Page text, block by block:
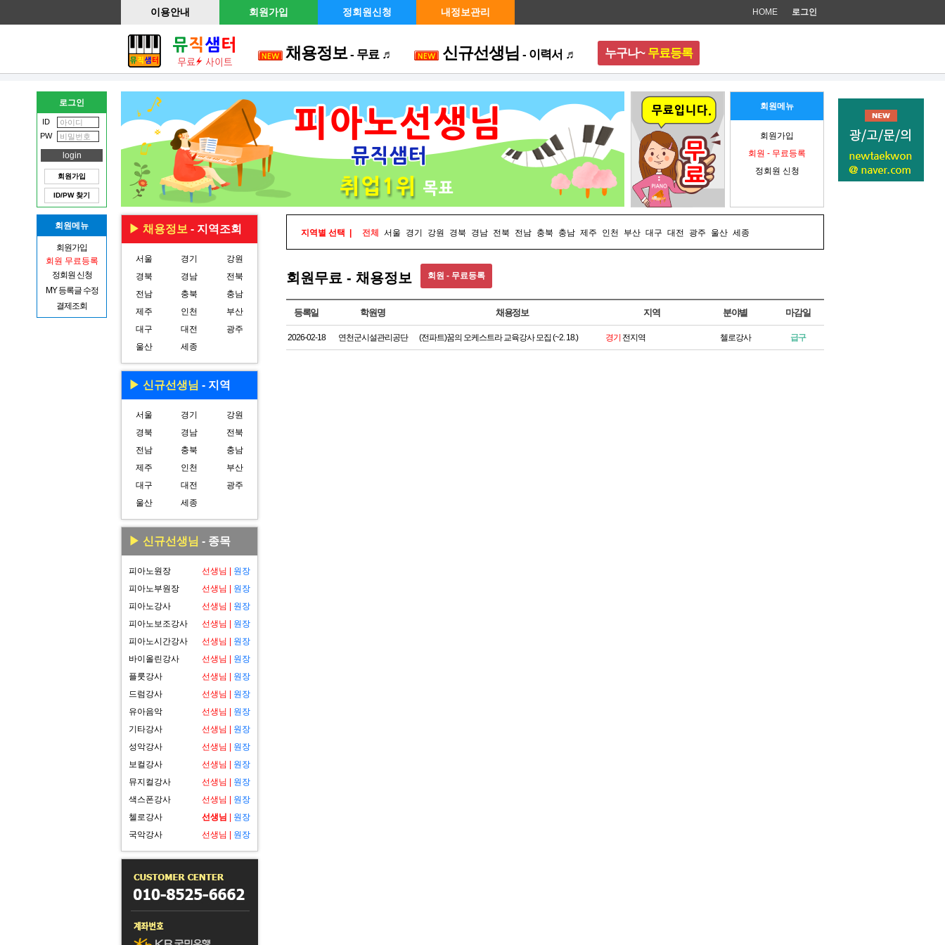
로그인
HOME
이용안내 회원가입 정회원신청 내정보관리
채용정보- 무료 ♬ 신규선생님 - 이력서 ♬ 누구나~ 무료등록
회원메뉴
회원가입
회원 - 무료등록
정회원 신청
▶ 채용정보 - 지역조회
서울 경기
강원
경북
경남
전북
전남
충북
충남
제주
인천
부산
대구
대전
광주
울산
세종
▶ 신규선생님 - 지역
서울 경기
강원
경북
경남
전북
전남
충북
충남
제주
인천
부산
대구
대전
광주
울산
세종
▶ 신규선생님 - 종목
피아노원장 선생님
원장
피아노부원장
선생님
원장
피아노강사
선생님
원장
피아노보조강사
선생님
원장
피아노시간강사
선생님
원장
바이올린강사
선생님
원장
플룻강사
선생님
원장
드럼강사
선생님
원장
유아음악
선생님
원장
기타강사
선생님
원장
성악강사
선생님
원장
보컬강사
선생님
원장
뮤지컬강사
선생님
원장
색스폰강사
선생님
원장
첼로강사
선생님
원장
국악강사
선생님 원장
지역별 선택 | 전체 서울 경기 강원 경북 경남 전북 전남 충북 충남 제주 인천 부산 대구 대전 광주 울산 세종
회원무료 - 채용정보 회원 - 무료등록
등록일 학원명 채용정보 지역 분야별 마감일
2026-02-18 연천군시설관리공단 (전파트)꿈의 오케스트라 교육강사 모집 (~2. 18.) 경기 전지역 첼로강사 급구
로그인
ID
PW
회원가입
ID/PW 찾기
회원메뉴
회원가입
회원 무료등록
정회원 신청
MY 등록글 수정
결제조회